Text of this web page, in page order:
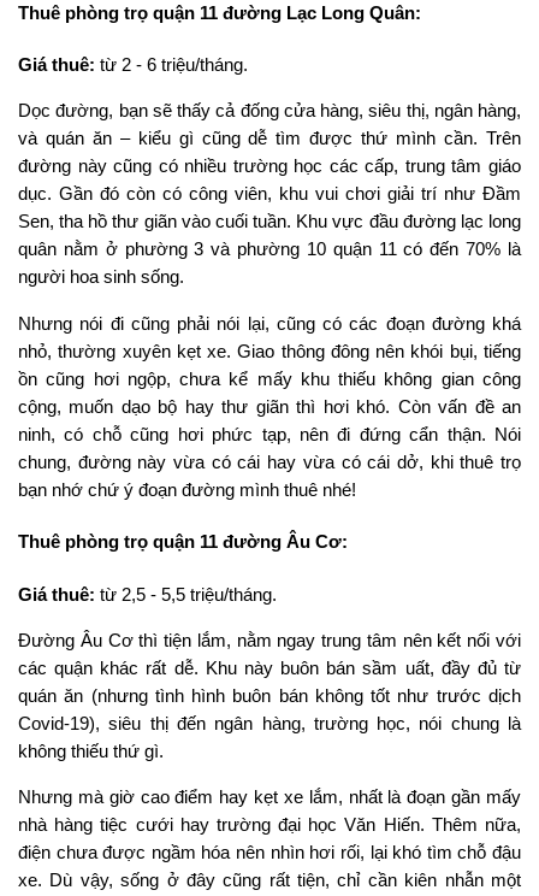
Thuê phòng trọ quận 11 đường Lạc Long Quân:
Giá thuê: từ 2 - 6 triệu/tháng.
Dọc đường, bạn sẽ thấy cả đống cửa hàng, siêu thị, ngân hàng,
và quán ăn – kiểu gì cũng dễ tìm được thứ mình cần. Trên
đường này cũng có nhiều trường học các cấp, trung tâm giáo
dục. Gần đó còn có công viên, khu vui chơi giải trí như Đầm
Sen, tha hồ thư giãn vào cuối tuần. Khu vực đầu đường lạc long
quân nằm ở phường 3 và phường 10 quận 11 có đến 70% là
người hoa sinh sống.
Nhưng nói đi cũng phải nói lại, cũng có các đoạn đường khá
nhỏ, thường xuyên kẹt xe. Giao thông đông nên khói bụi, tiếng
ồn cũng hơi ngộp, chưa kể mấy khu thiếu không gian công
cộng, muốn dạo bộ hay thư giãn thì hơi khó. Còn vấn đề an
ninh, có chỗ cũng hơi phức tạp, nên đi đứng cẩn thận. Nói
chung, đường này vừa có cái hay vừa có cái dở, khi thuê trọ
bạn nhớ chứ ý đoạn đường mình thuê nhé!
Thuê phòng trọ quận 11 đường Âu Cơ:
Giá thuê: từ 2,5 - 5,5 triệu/tháng.
Đường Âu Cơ thì tiện lắm, nằm ngay trung tâm nên kết nối với
các quận khác rất dễ. Khu này buôn bán sầm uất, đầy đủ từ
quán ăn (nhưng tình hình buôn bán không tốt như trước dịch
Covid-19), siêu thị đến ngân hàng, trường học, nói chung là
không thiếu thứ gì.
Nhưng mà giờ cao điểm hay kẹt xe lắm, nhất là đoạn gần mấy
nhà hàng tiệc cưới hay trường đại học Văn Hiến. Thêm nữa,
điện chưa được ngầm hóa nên nhìn hơi rối, lại khó tìm chỗ đậu
xe. Dù vậy, sống ở đây cũng rất tiện, chỉ cần kiên nhẫn một